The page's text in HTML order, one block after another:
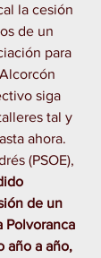
la cesión
de un
para
siga
tal y
ahora.
(PSOE),
de un
Polvoranca
año a año,